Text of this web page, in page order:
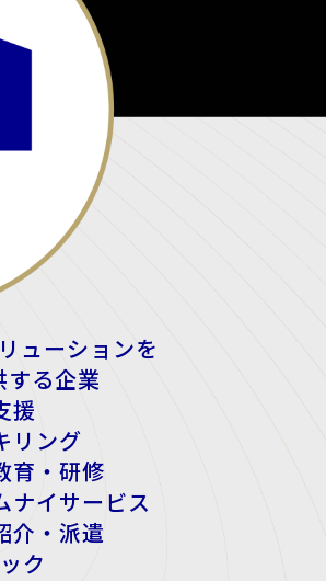
ューションを
する企業
援
リング
育・研修
ナイサービス
介・派遣
ク